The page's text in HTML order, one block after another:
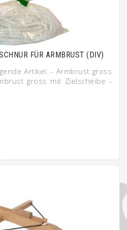
FÜR ARMBRUST (DIV)
Artikel: - Armbrust gross
gross mit Zielscheibe -